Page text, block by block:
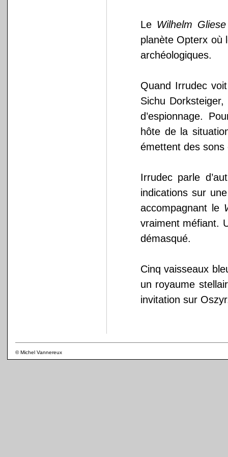
Le Wilhelm Gliese
planète Opterx où
archéologiques.
Quand Irrudec
Sichu
d’espionnage.
hôte de la
émettent des sons
Irrudec parle
indications sur
accompagnant le
vraiment méfiant.
démasqué.
Cinq vaisseaux
un royaume
invitation sur
© Michel Vannereux